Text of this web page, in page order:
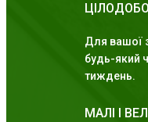
Для вашої
будь-який
тиждень.
МАЛІ І